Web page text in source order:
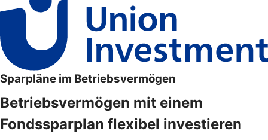
Sparpläne im Betriebsvermögen
Betriebsvermögen mit einem
Fondssparplan flexibel investieren